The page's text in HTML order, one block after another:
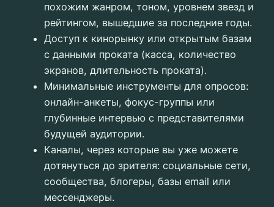
похожим жанром, тоном, уровнем звезд и
рейтингом, вышедшие за последние годы.
Доступ к кинорынку или открытым базам
с данными проката (касса, количество
экранов, длительность проката).
Минимальные инструменты для опросов:
онлайн-анкеты, фокус-группы или
глубинные интервью с представителями
будущей аудитории.
Каналы, через которые вы уже можете
дотянуться до зрителя: социальные сети,
сообщества, блогеры, базы email или
мессенджеры.